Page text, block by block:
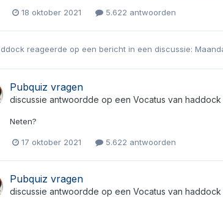
18 oktober 2021 5.622 antwoorden
reageerde op een bericht in een discussie:
Pubquiz vragen
discussie antwoordde op een Vocatus van haddock
Neten?
17 oktober 2021 5.622 antwoorden
Pubquiz vragen
discussie antwoordde op een Vocatus van haddock